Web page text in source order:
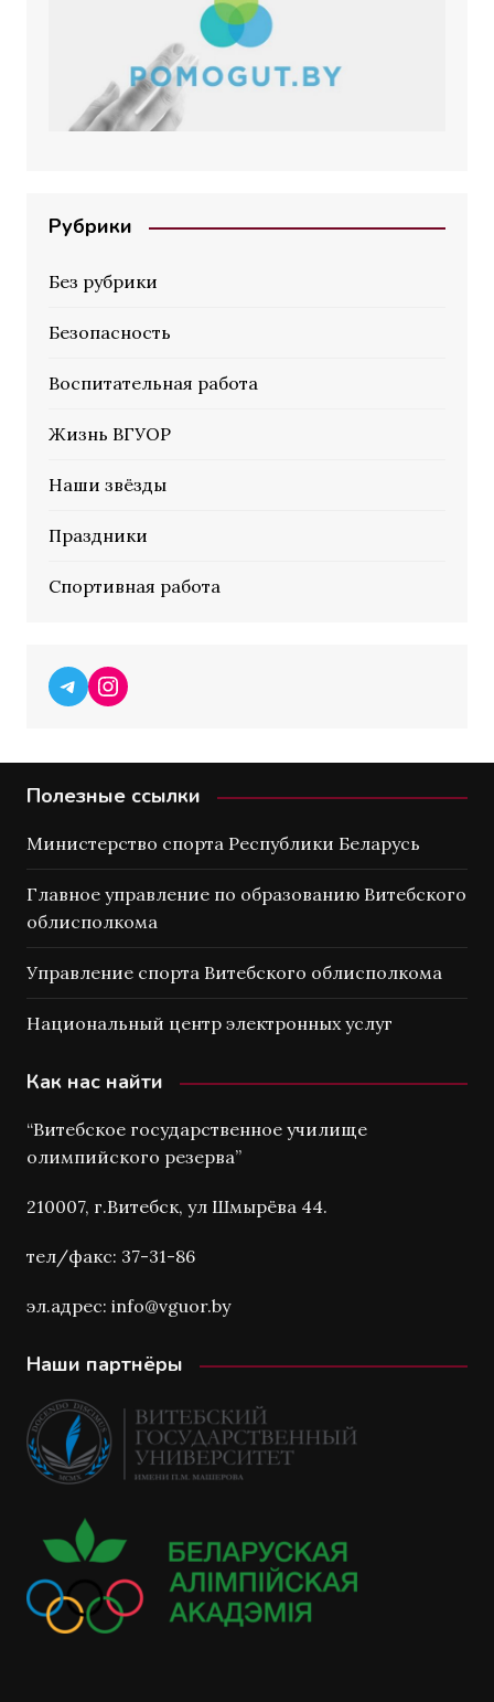
Рубрики
Без рубрики
Безопасность
Воспитательная работа
Жизнь ВГУОР
Наши звёзды
Праздники
Спортивная работа
Telegram
Instagram
Полезные ссылки
Министерство спорта Республики Беларусь
Главное управление по образованию Витебского
облисполкома
Управление спорта Витебского облисполкома
Национальный центр электронных услуг
Как нас найти
“Витебское государственное училище
олимпийского резерва”
210007, г.Витебск, ул Шмырёва 44.
тел/факс: 37-31-86
эл.адрес: info@vguor.by
Наши партнёры